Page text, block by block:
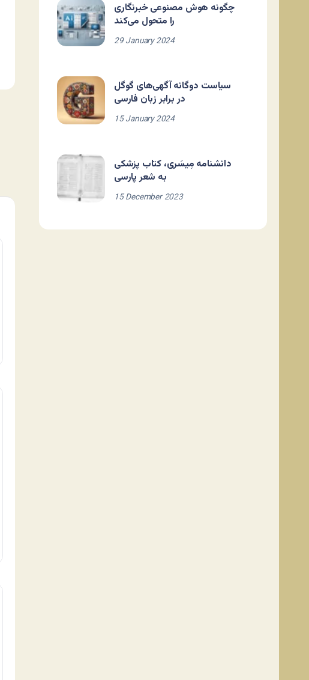
چگونه هوش مصنوعی خبرنگاری
را متحول می‌کند
29 January 2024
سیاست دوگانه آگهی‌های گوگل
در برابر زبان فارسی
15 January 2024
دانشنامه مِیسَری، کتاب پزشکی
به شعر پارسی
15 December 2023